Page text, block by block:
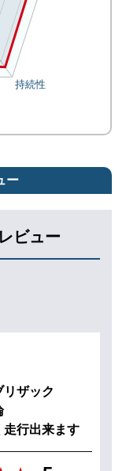
ー
ビュー
ザック
走行出来ます